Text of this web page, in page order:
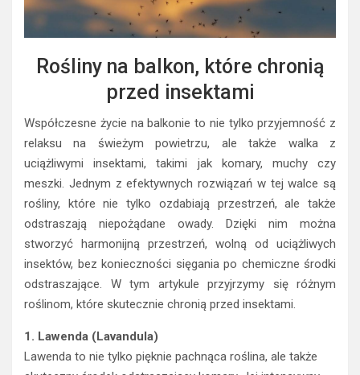
Rośliny na balkon, które chronią
przed insektami
Współczesne życie na balkonie to nie tylko przyjemność z
relaksu na świeżym powietrzu, ale także walka z
uciążliwymi insektami, takimi jak komary, muchy czy
meszki. Jednym z efektywnych rozwiązań w tej walce są
rośliny, które nie tylko ozdabiają przestrzeń, ale także
odstraszają niepożądane owady. Dzięki nim można
stworzyć harmonijną przestrzeń, wolną od uciążliwych
insektów, bez konieczności sięgania po chemiczne środki
odstraszające. W tym artykule przyjrzymy się różnym
roślinom, które skutecznie chronią przed insektami.
1. Lawenda (Lavandula)
Lawenda to nie tylko pięknie pachnąca roślina, ale także